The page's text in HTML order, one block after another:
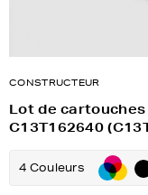
CONSTRUCTEUR
Lot de cartouches
C13T162640
4 Couleurs